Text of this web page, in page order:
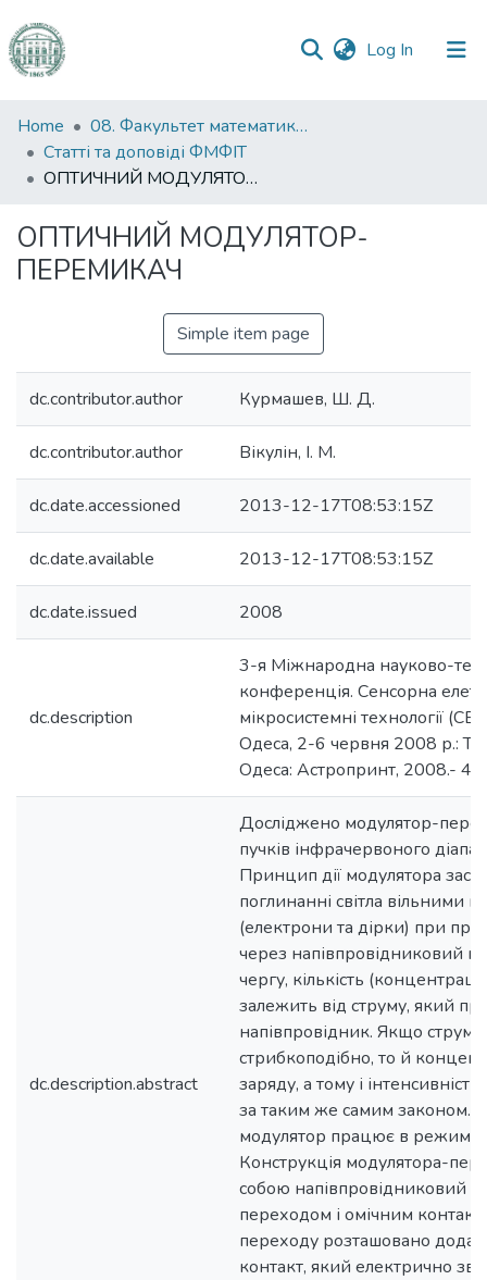
Log In (current)
Communities
&
Collections
Statistics
Home
08. Факультет математики, фізики та інформаційних технологій
Статті та доповіді ФМФІТ
ОПТИЧНИЙ МОДУЛЯТОР-ПЕРЕМИКАЧ
ОПТИЧНИЙ МОДУЛЯТОР-
ПЕРЕМИКАЧ
Simple item page
dc.contributor.author Курмашев, Ш. Д.
dc.contributor.author Вікулін, І. М.
dc.date.accessioned 2013-12-17T08:53:15Z
dc.date.available 2013-12-17T08:53:15Z
dc.date.issued 2008
dc.description
3-я Міжнародна науково-
конференція. Сенсорна
мікросистемні технології
Одеса, 2-6 червня 2008 р.:
Одеса: Астропринт, 2008.-
dc.description.abstract
Досліджено модулятор-
пучків інфрачервоного
Принцип дії модулятора
поглинанні світла вільними
(електрони та дірки) при
через напівпровідниковий
чергу, кількість
залежить від струму, який
напівпровідник. Якщо струм
стрибкоподібно, то й
заряду, а тому і
за таким же самим законом.
модулятор працює в режимі
Конструкція модулятора-
собою напівпровідниковий
переходом і омічним
переходу розташовано
контакт, який електрично